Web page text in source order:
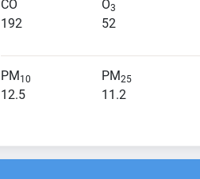
CO
192
O3
52
PM10
12.5
PM25
11.2